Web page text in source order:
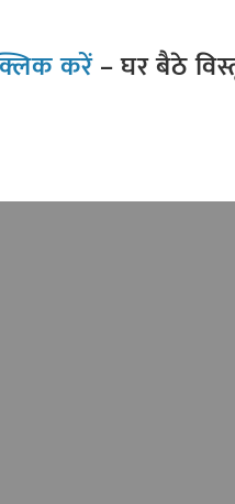
करें– घर बैठे